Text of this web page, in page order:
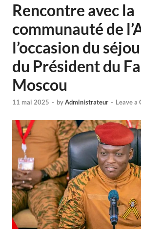
Rencontre avec la
communauté de
l’occasion du
du Président du
Moscou
11 mai 2025 - byAdministrateur - Leave a